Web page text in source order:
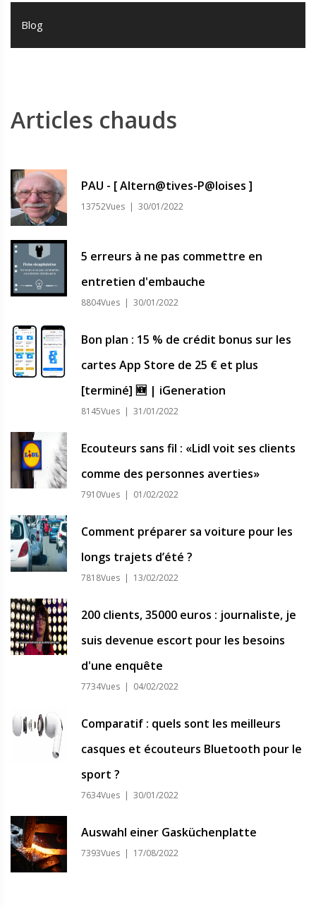
Blog
Articles chauds
PAU - [ Altern@tives-P@loises ]
13752Vues | 30/01/2022
5 erreurs à ne pas commettre en
entretien d'embauche
8804Vues | 30/01/2022
Bon plan : 15 % de crédit bonus sur les
cartes App Store de 25 € et plus
[terminé] 🆕 | iGeneration
8145Vues | 31/01/2022
Ecouteurs sans fil : «Lidl voit ses clients
comme des personnes averties»
7910Vues | 01/02/2022
Comment préparer sa voiture pour les
longs trajets d’été ?
7818Vues | 13/02/2022
200 clients, 35000 euros : journaliste, je
suis devenue escort pour les besoins
d'une enquête
7734Vues | 04/02/2022
Comparatif : quels sont les meilleurs
casques et écouteurs Bluetooth pour le
sport ?
7634Vues | 30/01/2022
Auswahl einer Gasküchenplatte
7393Vues | 17/08/2022